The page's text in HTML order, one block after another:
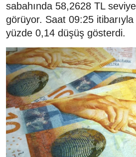
sabahında 58,2628 TL
görüyor. Saat 09:25
yüzde 0,14 düşüş gösterdi.